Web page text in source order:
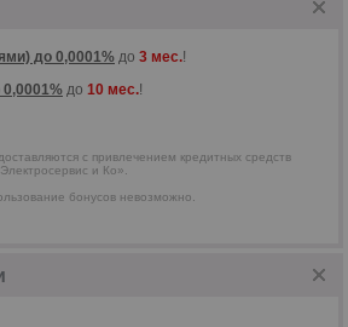
до 0,0001% до 3 мес.!
до 10 мес.!
с привлечением кредитных средств
и Ко».
бонусов невозможно.